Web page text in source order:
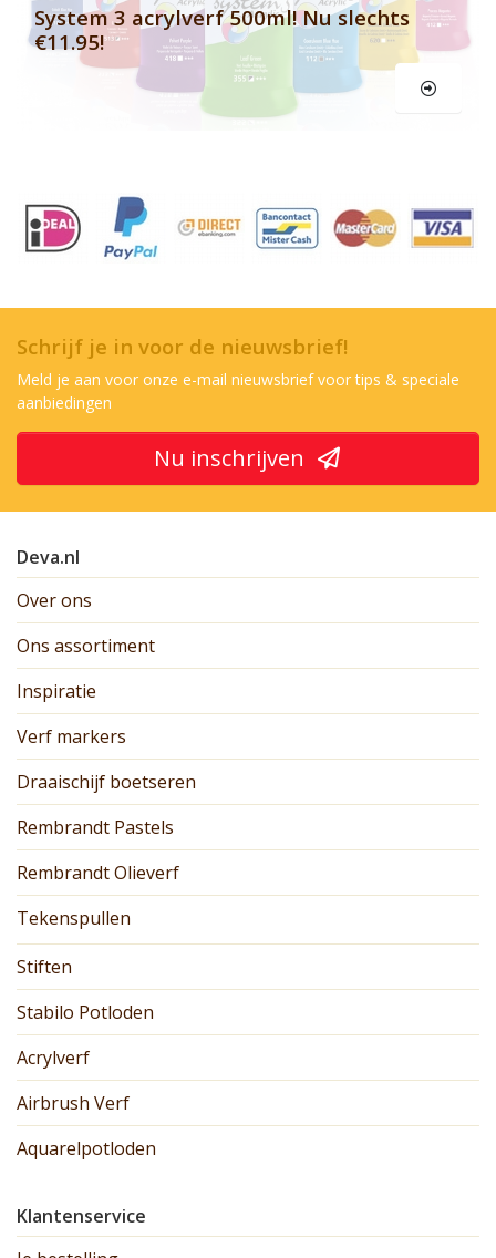
System 3 acrylverf 500ml! Nu slechts
€11.95!
Schrijf je in voor de nieuwsbrief!
Meld je aan voor onze e-mail nieuwsbrief voor tips & speciale
aanbiedingen
Nu inschrijven
Deva.nl
Over ons
Ons assortiment
Inspiratie
Verf markers
Draaischijf boetseren
Rembrandt Pastels
Rembrandt Olieverf
Tekenspullen
Stiften
Stabilo Potloden
Acrylverf
Airbrush Verf
Aquarelpotloden
Klantenservice